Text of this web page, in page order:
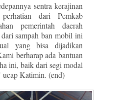
sentra kerajinan
dari Pemkab
pemerintah daerah
sampah ban mobil ini
yang bisa dijadikan
berharap ada bantuan
ini, baik dari segi modal
ucap Katimin. (end)